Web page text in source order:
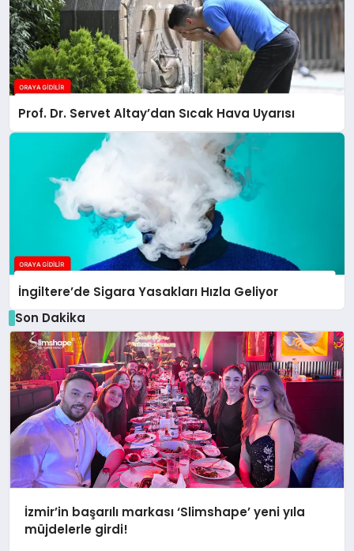
Prof. Dr. Servet Altay’dan Sıcak Hava Uyarısı
İngiltere’de Sigara Yasakları Hızla Geliyor
Son Dakika
İzmir’in başarılı markası ‘Slimshape’ yeni yıla
müjdelerle girdi!